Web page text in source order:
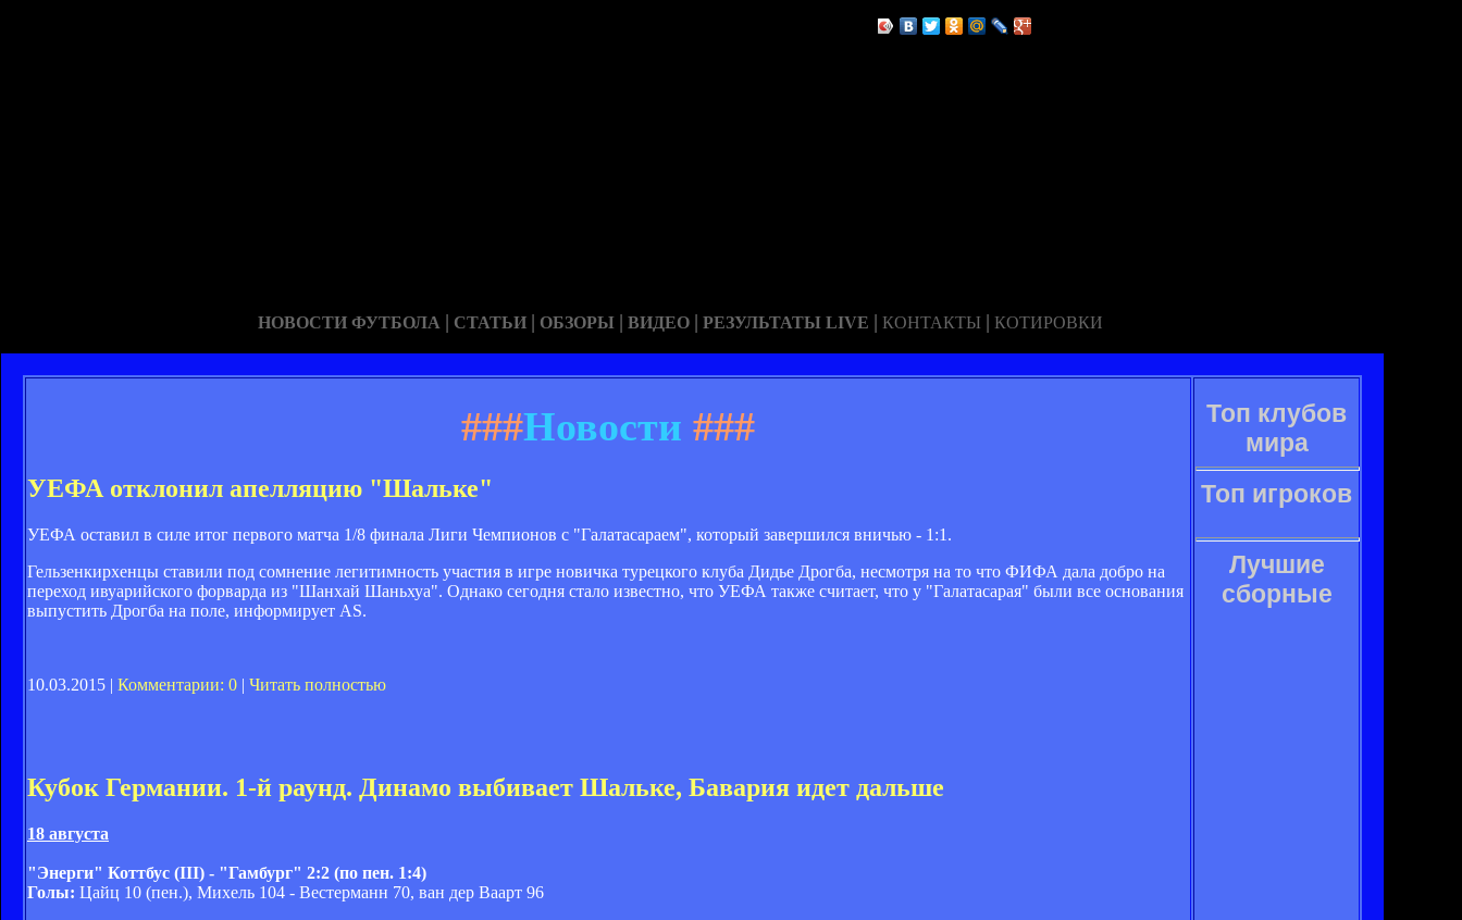
НОВОСТИ ФУТБОЛА | СТАТЬИ | ОБЗОРЫ | ВИДЕО | РЕЗУЛЬТАТЫ LIVE | КОНТАКТЫ | КОТИРОВКИ
###Новости ###
УЕФА отклонил апелляцию "Шальке"
УЕФА оставил в силе итог первого матча 1/8 финала Лиги Чемпионов с "Галатасараем", который завершился вничью - 1:1.
Гельзенкирхенцы ставили под сомнение легитимность участия в игре новичка турецкого клуба Дидье Дрогба, несмотря на то что ФИФА дала добро на
переход ивуарийского форварда из "Шанхай Шаньхуа". Однако сегодня стало известно, что УЕФА также считает, что у "Галатасарая" были все основания
выпустить Дрогба на поле, информирует AS.
10.03.2015 | Комментарии: 0 | Читать полностью
Кубок Германии. 1-й раунд. Динамо выбивает Шальке, Бавария идет дальше
18 августа
"Энерги" Коттбус (III) - "Гамбург" 2:2 (по пен. 1:4)
Голы: Цайц 10 (пен.), Михель 104 - Вестерманн 70, ван дер Ваарт 96
Топ клубов
мира
Топ игроков
Лучшие
сборные